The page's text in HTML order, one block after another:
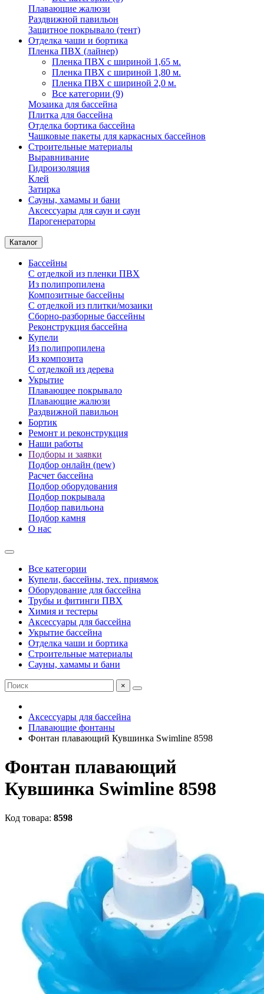
Плавающие жалюзи
Раздвижной павильон
Защитное покрывало (тент)
Отделка чаши и бортика
Пленка ПВХ (лайнер)
Пленка ПВХ с шириной 1,65 м.
Пленка ПВХ с шириной 1,80 м.
Пленка ПВХ с шириной 2,0 м.
Все категории (9)
Мозаика для бассейна
Плитка для бассейна
Отделка бортика бассейна
Чашковые пакеты для каркасных бассейнов
Строительные материалы
Выравнивание
Гидроизоляция
Клей
Затирка
Сауны, хамамы и бани
Аксессуары для саун и саун
Парогенераторы
Каталог
Бассейны
С отделкой из пленки ПВХ
Из полипропилена
Композитные бассейны
С отделкой из плитки/мозаики
Сборно-разборные бассейны
Реконструкция бассейна
Купели
Из полипропилена
Из композита
С отделкой из дерева
Укрытие
Плавающее покрывало
Плавающие жалюзи
Раздвижной павильон
Бортик
Ремонт и реконструкция
Наши работы
Подборы и заявки
Подбор онлайн (new)
Расчет бассейна
Подбор оборудования
Подбор покрывала
Подбор павильона
Подбор камня
О нас
Все категории
Купели, бассейны, тех. приямок
Оборудование для бассейна
Трубы и фитинги ПВХ
Химия и тестеры
Аксессуары для бассейна
Укрытие бассейна
Отделка чаши и бортика
Строительные материалы
Сауны, хамамы и бани
×
Аксессуары для бассейна
Плавающие фонтаны
Фонтан плавающий Кувшинка Swimline 8598
Фонтан плавающий
Кувшинка Swimline 8598
Код товара: 8598